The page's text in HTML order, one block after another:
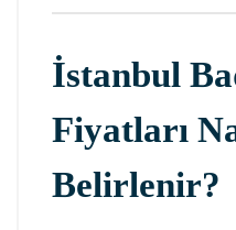
İstanbul
Fiyatları
Belirlenir?